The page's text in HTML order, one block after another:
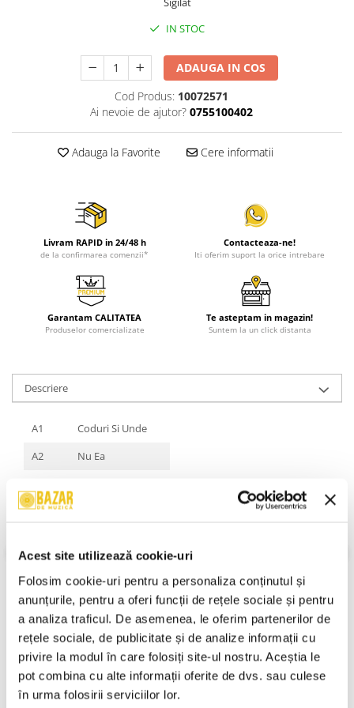
Acest site utilizează cookie-uri
Folosim cookie-uri pentru a personaliza conținutul și
anunțurile, pentru a oferi funcții de rețele sociale și pentru
a analiza traficul. De asemenea, le oferim partenerilor de
rețele sociale, de publicitate și de analize informații cu
privire la modul în care folosiți site-ul nostru. Aceștia le
pot combina cu alte informații oferite de dvs. sau culese
în urma folosirii serviciilor lor.
IN STOC
ADAUGA IN COS
Cod Produs: 10072571
Ai nevoie de ajutor? 0755100402
Adauga la Favorite Cere informatii
Livram RAPID in 24/48 h
de la confirmarea comenzii*
Contacteaza-ne!
Iti oferim suport la orice intrebare
Garantam CALITATEA
Produselor comercializate
Te asteptam in magazin!
Suntem la un click distanta
Descriere
A1
Coduri Si Unde
A2
Nu Ea
A4
B2
Sa Visez
B3
Touch
B4
Mergem In Doi
B5
Oameni Grabiti
VEZI MAI MULT
Stare Caseta: Mint (M)
Stare Coperta:Mint
Informatii conformitate produs